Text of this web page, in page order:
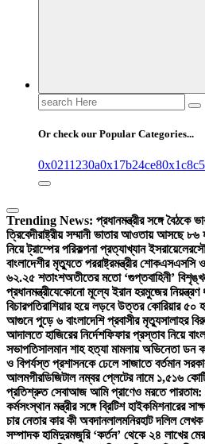
Search
for:
Or check our Popular Categories...
0x0211230a0x17b24ce8
Trending News: প্রধানমন্ত্রীর সঙ্গে বৈঠকে
ত্রিবেদীরাষ্ট্রীয় সম্মানী ভাতার আওতায় আসছে ৮৬
নিয়ে ট্রাম্পের পরিকল্পনা প্রত্যাখ্যান ইসরায়েলের
বাংলাদেশীর মৃত্যুতে পররাষ্ট্রমন্ত্রীর শোকএসএসসি ও
৬২.২৫ শতাংশঅতীতের মতো ‘গুপ্তবাহিনী’
প্রধানমন্ত্রীযেকোনো মূল্যে ইরান হরমুজের নিয়ন্ত্রণ
বিচারপতিরাশিয়ার হয়ে লড়বে উত্তর কোরিয়ার ৫০
আগুনে পুড়ে ৬ বাংলাদেশি প্রবাসীর মৃত্যুসালাহর
আদালতে হাজিরের নির্দেশফিফার প্রস্তাব নিয়ে
সভাপতিসালমান শাহ হত্যা মামলায় অভিনেতা ডন
ও বিপর্যস্ত প্রশাসনকে ঢেলে সাজাতে বর্তমান
আলমগীরডিজিটাল নম্বর প্লেটের নামে ১,৫১৬
প্রতিশ্রুত সেবাআজ আমি প্রাণেও মরতে পারতাম:
কর্মসংস্থান মন্ত্রীর সঙ্গে ব্রিটিশ হাইকমিশনারের
চার নেতার কার কী অবদানলালমনিরহাট দলিল
সম্পাদক হামিদুরমজুরি ‘কর্তন’ থেকে ২৪ লাখের